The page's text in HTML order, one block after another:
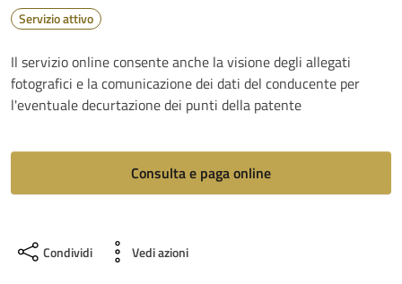
Servizio attivo
Il servizio online consente anche la visione degli allegati
fotografici e la comunicazione dei dati del conducente per
l'eventuale decurtazione dei punti della patente
Consulta e paga online
Condividi Vedi azioni